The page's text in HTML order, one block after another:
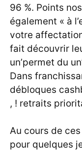
96 %. Points
également « à
votre
fait découvrir
un’permet du
Dans
débloques
, ! retraits
Au cours de
pour quelques